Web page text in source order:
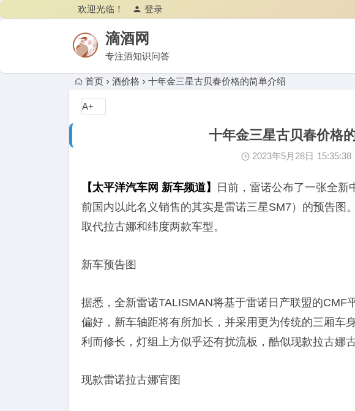
欢迎光临！ 登录
滴酒网
专注酒知识问答
首页 酒价格 十年金三星古贝春价格的简单介绍
十年金三星古贝春价格
2023年5月28日 15:35:38
【太平洋汽车网 新车频道】
日前，雷诺公布了一张全新
前国内以此名义销售的其实是雷诺三星SM7）的预告图
取代拉古娜和纬度两款车型。
新车预告图
据悉，全新雷诺TALISMAN将基于雷诺日产联盟的CMF
偏好，新车轴距将有所加长，并采用更为传统的三厢车
利而修长，灯组上方似乎还有扰流板，酷似现款拉古娜古
现款雷诺拉古娜官图
A+